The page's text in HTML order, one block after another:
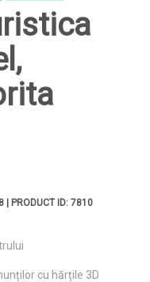
| PRODUCT ID: 7810
cu hărțile 3D